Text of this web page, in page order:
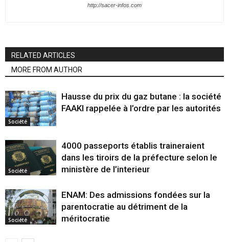
http://sacer-infos.com
RELATED ARTICLES
MORE FROM AUTHOR
Société
Hausse du prix du gaz butane : la société
FAAKI rappelée à l’ordre par les autorités
Société
4000 passeports établis traineraient
dans les tiroirs de la préfecture selon le
ministère de l’interieur
Société
ENAM: Des admissions fondées sur la
parentocratie au détriment de la
méritocratie